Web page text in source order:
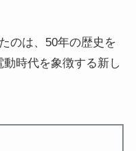
のは、50年の歴史を
時代を象徴する新し